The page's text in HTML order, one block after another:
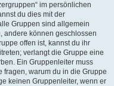
im persönlichen
du dies mit der
Gruppen sind allgemein
andere können geschlossen
offen ist, kannst du ihr
verlangt die Gruppe eine
Ein Gruppenleiter muss
fragen, warum du in die Gruppe
keinen Gruppenleiter, wenn er